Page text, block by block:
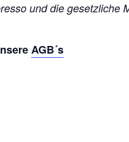
und die
AGB´s